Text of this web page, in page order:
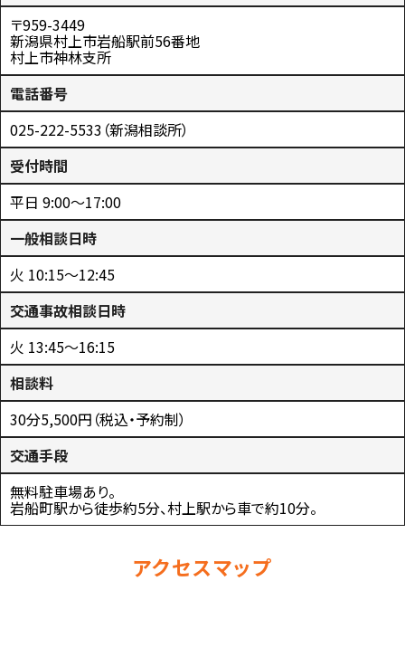
〒959-3449
新潟県村上市岩船駅前56番地
村上市神林支所
電話番号
025-222-5533（新潟相談所）
受付時間
平日 9:00～17:00
一般相談日時
火 10:15～12:45
交通事故相談日時
火 13:45～16:15
相談料
30分5,500円（税込・予約制）
交通手段
無料駐車場あり。
岩船町駅から徒歩約5分、村上駅から車で約10分。
アクセスマップ